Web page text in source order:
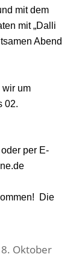
mit dem
mit „Dalli
Abend
wir um
02.
per E-
Die
Oktober